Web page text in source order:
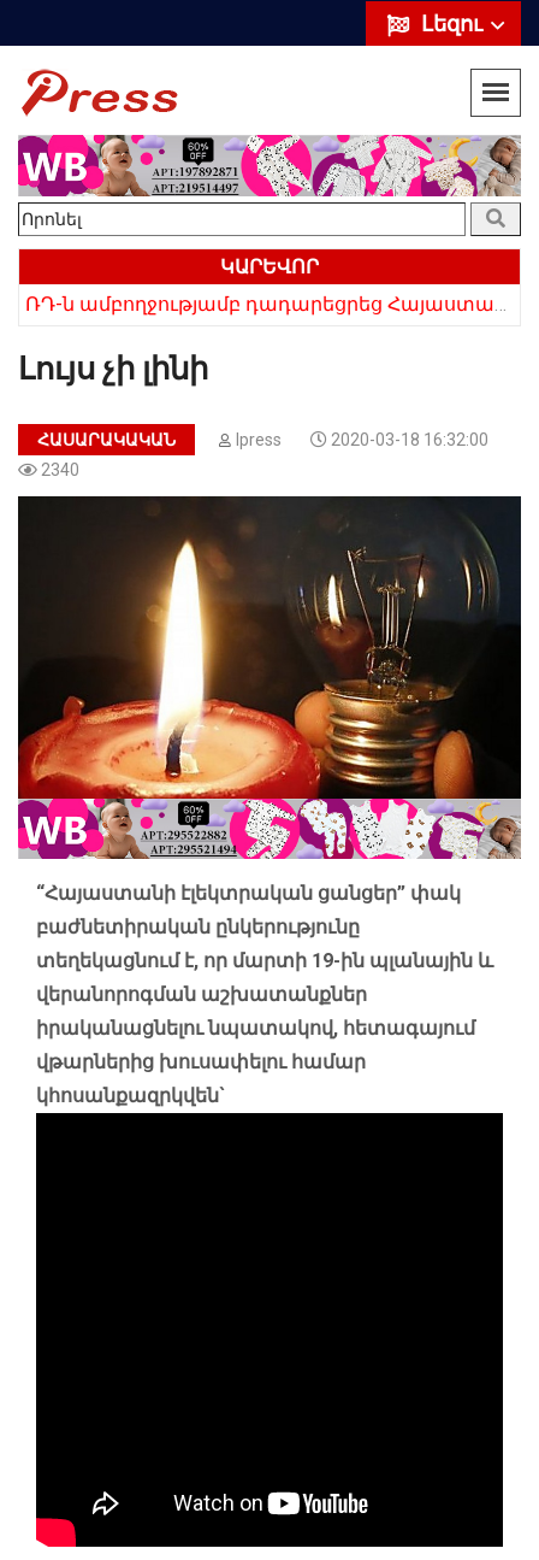
Լեզու
ԿԱՐԵՎՈՐ
ՌԴ-ն ամբողջությամբ դադարեցրեց Հայաստանից ծիրանի ներմուծումը
Լույս չի լինի
ՀԱՍԱՐԱԿԱԿԱՆ Ipress
2020-03-18 16:32:00
2340
“Հայաստանի էլեկտրական ցանցեր” փակ
բաժնետիրական ընկերությունը
տեղեկացնում է, որ մարտի 19-ին պլանային և
վերանորոգման աշխատանքներ
իրականացնելու նպատակով, հետագայում
վթարներից խուսափելու համար
կհոսանքազրկվեն`